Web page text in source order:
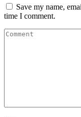
Save my name,
time I comment.